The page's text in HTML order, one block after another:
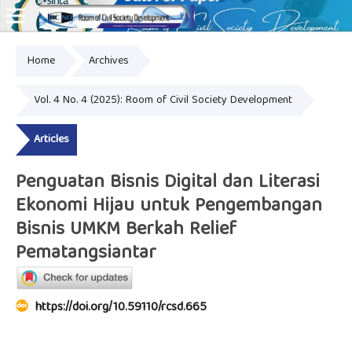
Home Archives
Vol. 4 No. 4 (2025): Room of Civil Society Development
Articles
Penguatan Bisnis Digital dan Literasi
Ekonomi Hijau untuk Pengembangan
Bisnis UMKM Berkah Relief
Pematangsiantar
https://doi.org/10.59110/rcsd.665